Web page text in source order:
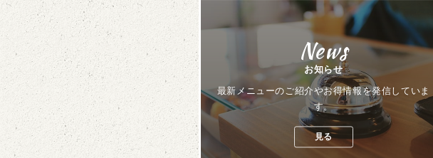
News
お知らせ
最新メニューのご紹介やお得情報を発信していま
す。
見る